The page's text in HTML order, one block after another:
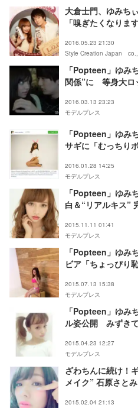
大倉士門、ゆみち
「嗅ぎたくなります
2016.05.23 21:30
Style Creation Japan
「Popteen」ゆみ
関係”に 等身大ロ
2016.03.13 23:23
モデルプレス
「Popteen」ゆみ
サギに「むっちり
2016.01.28 14:25
モデルプレス
「Popteen」ゆみ
白＆“リアルキス”
2015.11.11 01:41
モデルプレス
「Popteen」ゆみ
ビア「ちょっぴり
2015.07.13 15:38
モデルプレス
「Popteen」ゆみ
ル姿公開 みずき
2015.04.23 12:27
モデルプレス
ざわちんに続け！
メイク” 石原さと
2015.02.04 21:13